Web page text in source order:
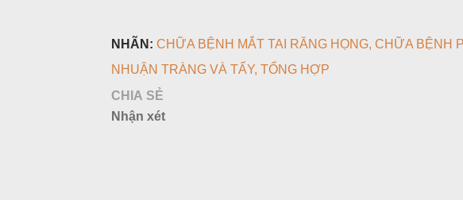
NHÃN: CHỮA BỆNH MẮT TAI RĂNG HỌNG CHỮA BỆNH
NHUẬN TRÀNG VÀ TẨY TỔNG HỢP
CHIA SẺ
Nhận xét